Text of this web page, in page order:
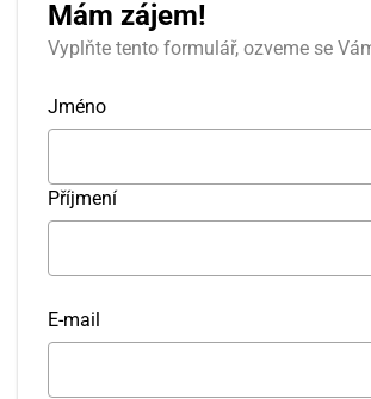
Mám zájem!
Vyplňte tento formulář, ozveme se
Jméno
Příjmení
E-mail